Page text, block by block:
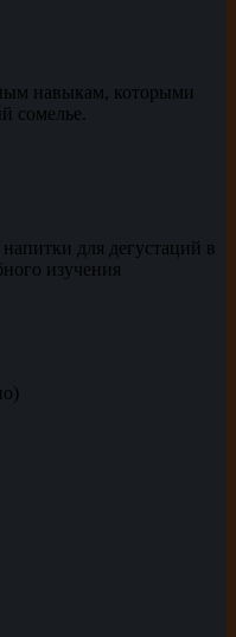
навыкам, которыми
сомелье.
для дегустаций в
изучения